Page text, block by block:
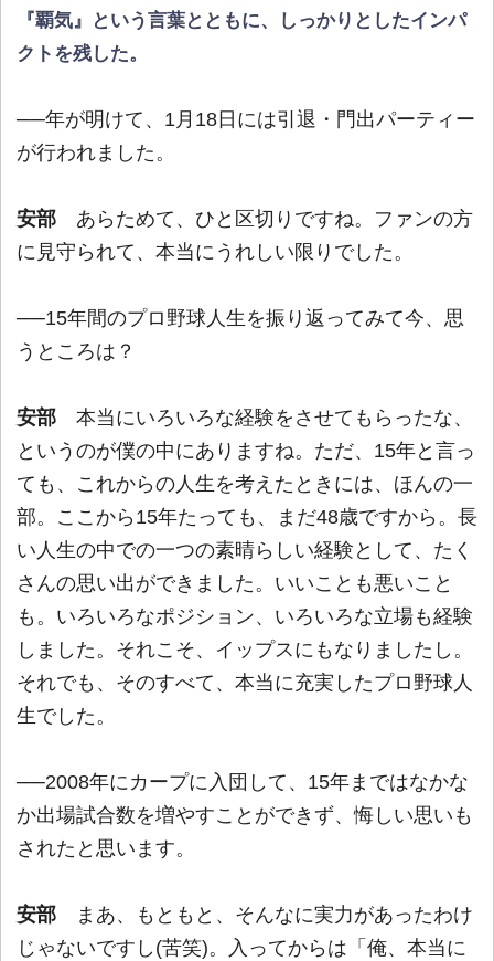
『覇気』という言葉とともに、しっかりとしたインパ
クトを残した。
──年が明けて、1月18日には引退・門出パーティー
が行われました。
安部 あらためて、ひと区切りですね。ファンの方
に見守られて、本当にうれしい限りでした。
──15年間のプロ野球人生を振り返ってみて今、思
うところは？
安部 本当にいろいろな経験をさせてもらったな、
というのが僕の中にありますね。ただ、15年と言っ
ても、これからの人生を考えたときには、ほんの一
部。ここから15年たっても、まだ48歳ですから。長
い人生の中での一つの素晴らしい経験として、たく
さんの思い出ができました。いいことも悪いこと
も。いろいろなポジション、いろいろな立場も経験
しました。それこそ、イップスにもなりましたし。
それでも、そのすべて、本当に充実したプロ野球人
生でした。
──2008年にカープに入団して、15年まではなかな
か出場試合数を増やすことができず、悔しい思いも
されたと思います。
安部 まあ、もともと、そんなに実力があったわけ
じゃないですし(苦笑)。入ってからは「俺、本当に